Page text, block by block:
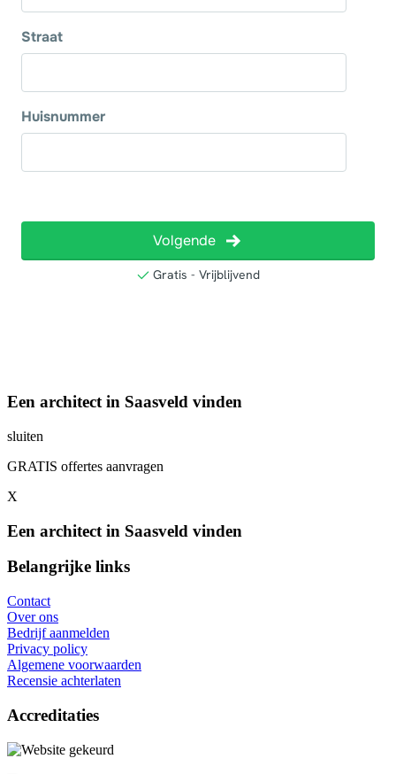
Een architect in Saasveld vinden
sluiten
GRATIS offertes aanvragen
X
Een architect in Saasveld vinden
Belangrijke links
Contact
Over ons
Bedrijf aanmelden
Privacy policy
Algemene voorwaarden
Recensie achterlaten
Accreditaties